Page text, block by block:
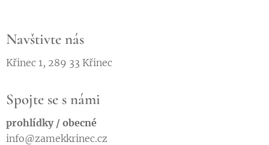
Navštivte nás
Křinec 1, 289 33 Křinec
Spojte se s námi
prohlídky / obecné
info@zamekkrinec.cz